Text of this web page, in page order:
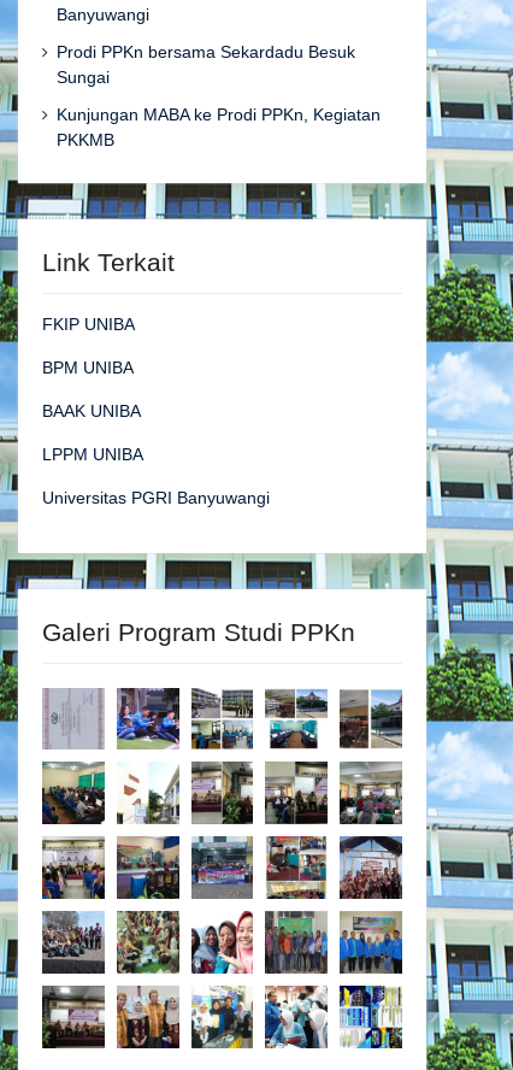
Banyuwangi
Prodi PPKn bersama Sekardadu Besuk
Sungai
Kunjungan MABA ke Prodi PPKn, Kegiatan
PKKMB
Link Terkait
FKIP UNIBA
BPM UNIBA
BAAK UNIBA
LPPM UNIBA
Universitas PGRI Banyuwangi
Galeri Program Studi PPKn